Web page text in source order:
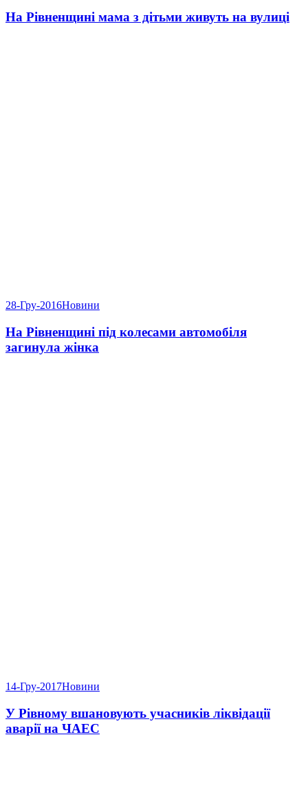
На Рівненщині мама з дітьми живуть на вулиці
28-Гру-2016Новини
На Рівненщині під колесами автомобіля
загинула жінка
14-Гру-2017Новини
У Рівному вшановують учасників ліквідації
аварії на ЧАЕС